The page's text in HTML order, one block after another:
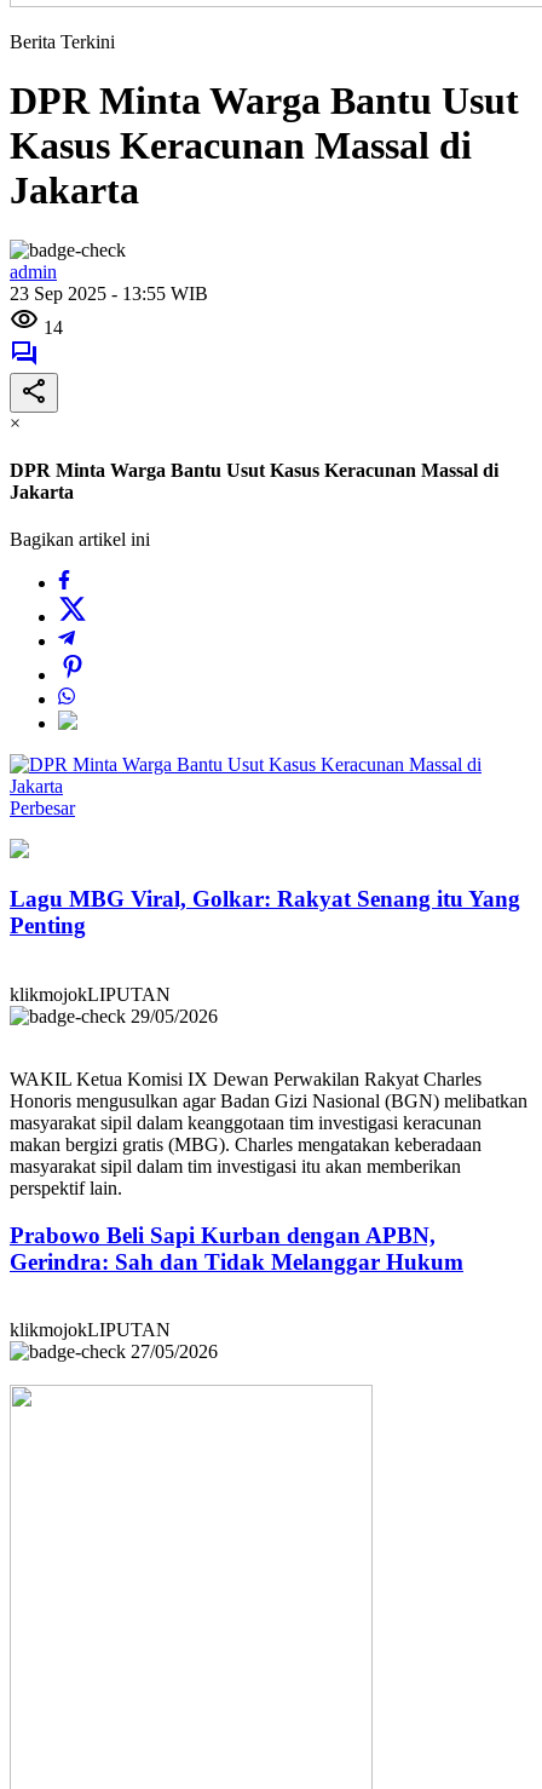
Berita Terkini
DPR Minta Warga Bantu Usut
Kasus Keracunan Massal di
Jakarta
admin
23 Sep 2025 - 13:55 WIB
14
×
DPR Minta Warga Bantu Usut Kasus Keracunan Massal di
Jakarta
Bagikan artikel ini
Perbesar
Lagu MBG Viral, Golkar: Rakyat Senang itu Yang
Penting
klikmojokLIPUTAN
29/05/2026
WAKIL Ketua Komisi IX Dewan Perwakilan Rakyat Charles
Honoris mengusulkan agar Badan Gizi Nasional (BGN) melibatkan
masyarakat sipil dalam keanggotaan tim investigasi keracunan
makan bergizi gratis (MBG). Charles mengatakan keberadaan
masyarakat sipil dalam tim investigasi itu akan memberikan
perspektif lain.
Prabowo Beli Sapi Kurban dengan APBN,
Gerindra: Sah dan Tidak Melanggar Hukum
klikmojokLIPUTAN
27/05/2026